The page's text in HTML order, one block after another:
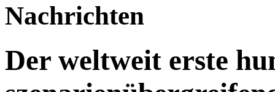
Nachrichten
Der weltweit erste